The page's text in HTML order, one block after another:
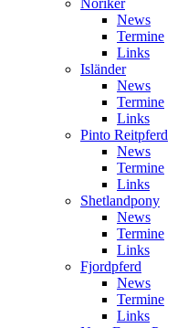
Noriker
News
Termine
Links
Isländer
News
Termine
Links
Pinto Reitpferd
News
Termine
Links
Shetlandpony
News
Termine
Links
Fjordpferd
News
Termine
Links